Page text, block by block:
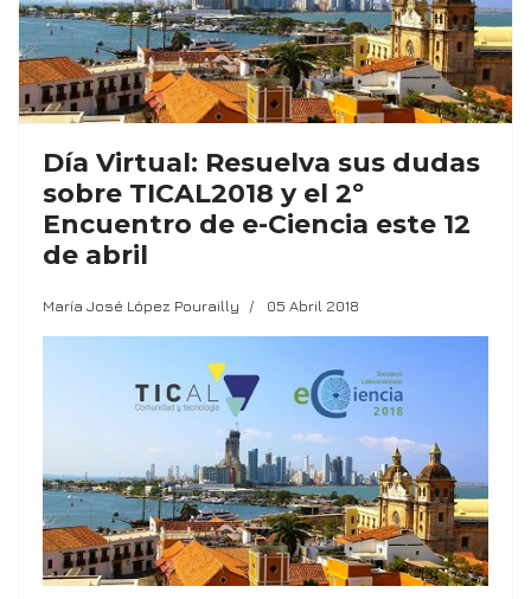
Día Virtual: Resuelva sus dudas
sobre TICAL2018 y el 2º
Encuentro de e-Ciencia este 12
de abril
María José López Pourailly 05 Abril 2018